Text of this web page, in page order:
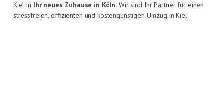
Kiel in Ihr neues Zuhause in Köln. Wir sind Ihr Partner für einen
stressfreien, effizienten und kostengünstigen Umzug in Kiel.